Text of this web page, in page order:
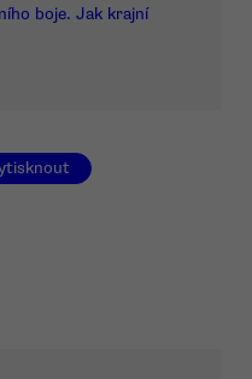
boje. Jak krajní